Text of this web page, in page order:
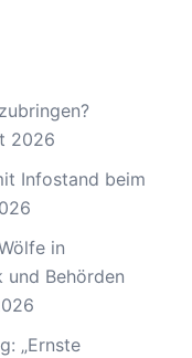
2026
Infostand beim
in
und Behörden
„Ernste